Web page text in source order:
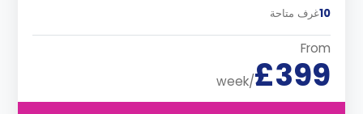
10غرف متاحة
From
£399
/week